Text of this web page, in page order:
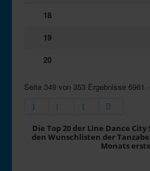
18
19
20
Seite 349 von 353 Ergebnisse 6961
Die Top 20 der Line Dance
den Wunschlisten der
Monats